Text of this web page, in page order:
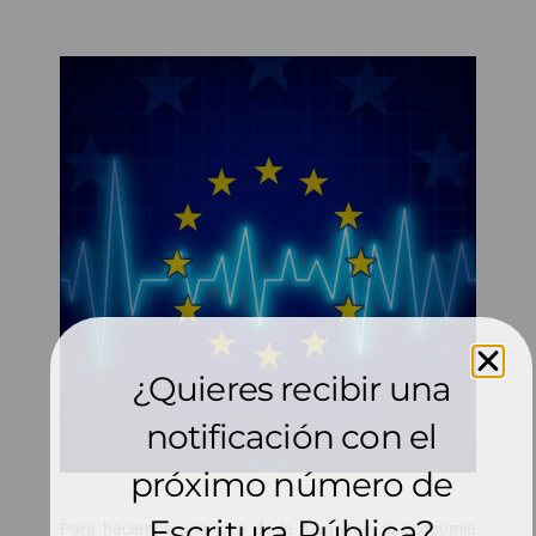
Para hacernos una idea de la magnitud, la economía
¿Quieres recibir una
notificación con el
próximo número de